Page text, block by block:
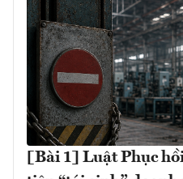
[Bài 1] Luật Phục